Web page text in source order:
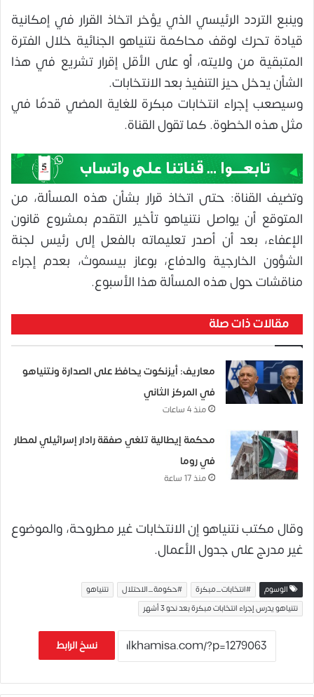
وينبع التردد الرئيسي الذي يؤخر اتخاذ القرار في إمكانية
قيادة تحرك لوقف محاكمة نتنياهو الجنائية خلال الفترة
المتبقية من ولايته، أو على الأقل إقرار تشريع في هذا
الشأن يدخل حيز التنفيذ بعد الانتخابات.
وسيصعب إجراء انتخابات مبكرة للغاية المضي قدمًا في
مثل هذه الخطوة. كما تقول القناة.
وتضيف القناة: حتى اتخاذ قرار بشأن هذه المسألة، من
المتوقع أن يواصل نتنياهو تأخير التقدم بمشروع قانون
الإعفاء، بعد أن أصدر تعليماته بالفعل إلى رئيس لجنة
الشؤون الخارجية والدفاع، بوعاز بيسموث، بعدم إجراء
مناقشات حول هذه المسألة هذا الأسبوع.
مقالات ذات صلة
معاريف: أيزنكوت يحافظ على الصدارة ونتنياهو
في المركز الثاني
منذ 4 ساعات
محكمة إيطالية تلغي صفقة رادار إسرائيلي لمطار
في روما
منذ 17 ساعة
وقال مكتب نتنياهو إن الانتخابات غير مطروحة، والموضوع
غير مدرج على جدول الأعمال.
الوسوم #انتخابات_مبكرة #حكومة_الاحتلال
نتنياهو
نتنياهو يدرس إجراء انتخابات مبكرة بعد نحو 3 أشهر
نسخ الرابط